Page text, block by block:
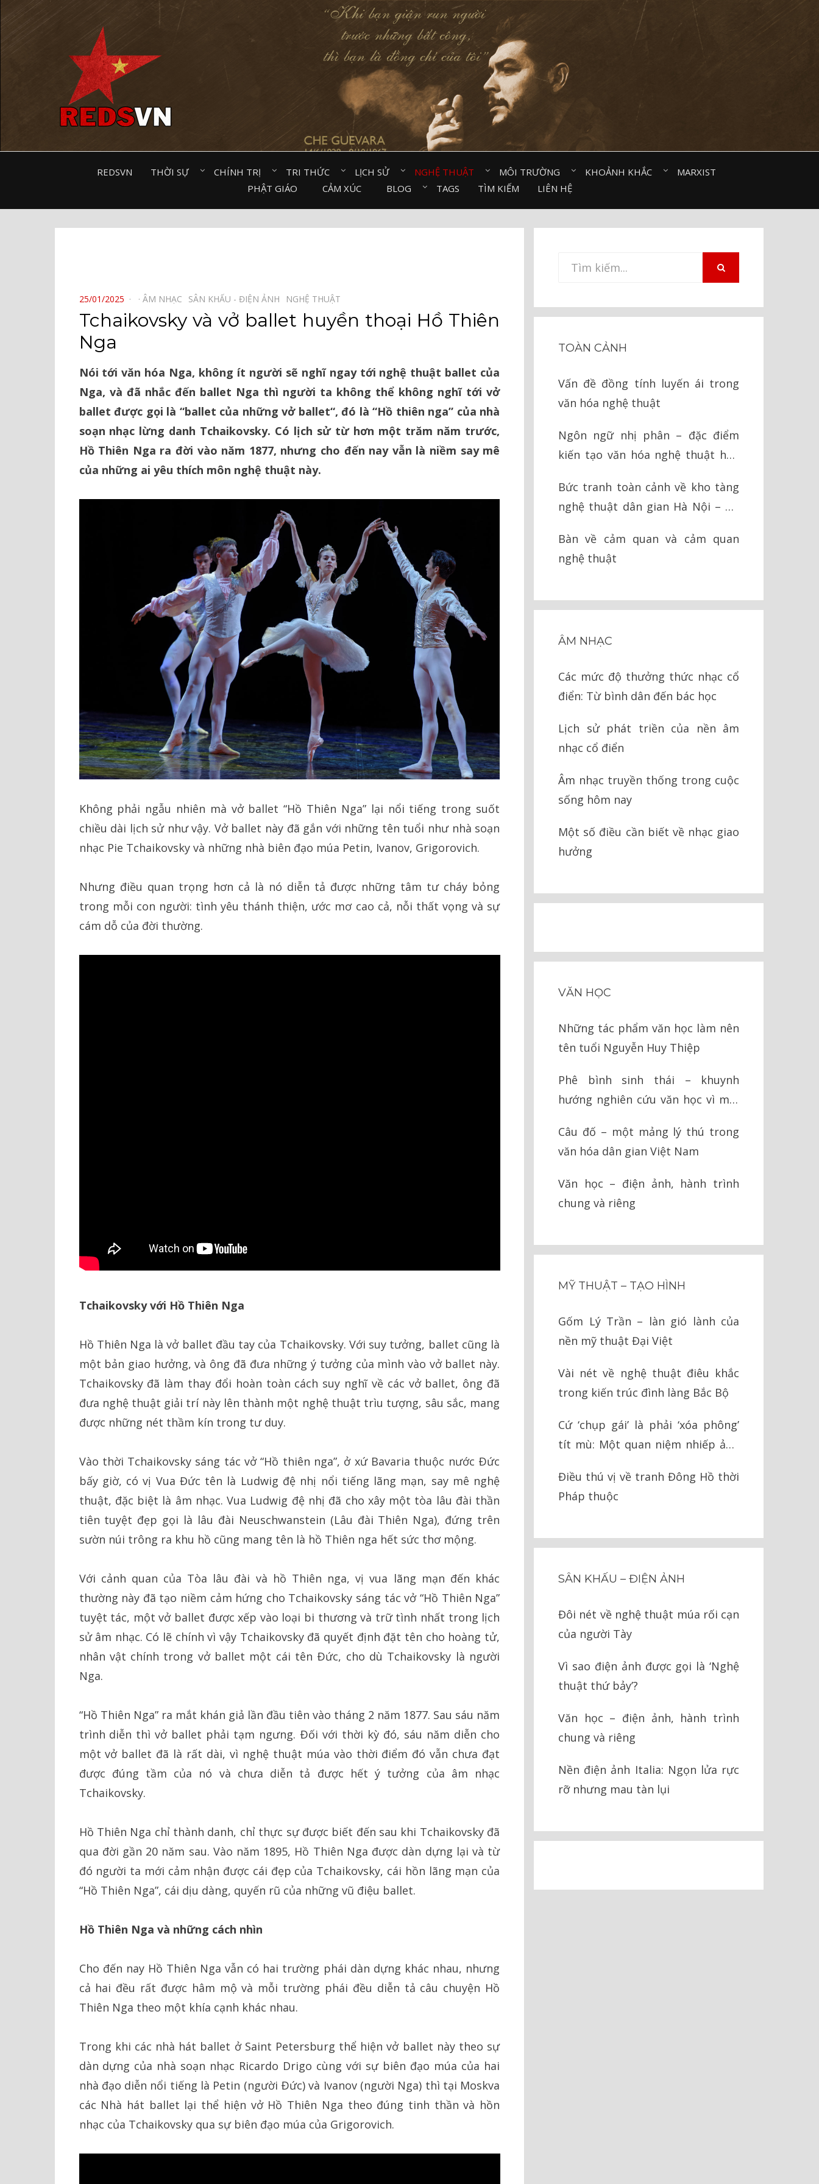
REDSVN THỜI SỰ⠀ CHÍNH TRỊ⠀ TRI THỨC⠀ LỊCH SỬ⠀ NGHỆ THUẬT⠀ MÔI TRƯỜNG⠀ KHOẢNH KHẮC⠀
MARXIST⠀
PHẬT GIÁO⠀
CẢM XÚC⠀ BLOG⠀ TAGS TÌM KIẾM LIÊN HỆ
POSTED
ON
25/01/2025 ÂM NHẠC⠀ SÂN KHẤU - ĐIỆN ẢNH⠀ NGHỆ THUẬT⠀
Tchaikovsky và vở ballet huyền thoại Hồ Thiên
Nga
Nói tới văn hóa Nga, không ít người sẽ nghĩ ngay tới nghệ thuật ballet của
Nga, và đã nhắc đến ballet Nga thì người ta không thể không nghĩ tới vở
ballet được gọi là “ballet của những vở ballet“, đó là “Hồ thiên nga” của nhà
soạn nhạc lừng danh Tchaikovsky. Có lịch sử từ hơn một trăm năm trước,
Hồ Thiên Nga ra đời vào năm 1877, nhưng cho đến nay vẫn là niềm say mê
của những ai yêu thích môn nghệ thuật này.
Không phải ngẫu nhiên mà vở ballet “Hồ Thiên Nga” lại nổi tiếng trong suốt
chiều dài lịch sử như vậy. Vở ballet này đã gắn với những tên tuổi như nhà soạn
nhạc Pie Tchaikovsky và những nhà biên đạo múa Petin, Ivanov, Grigorovich.
Nhưng điều quan trọng hơn cả là nó diễn tả được những tâm tư cháy bỏng
trong mỗi con người: tình yêu thánh thiện, ước mơ cao cả, nỗi thất vọng và sự
cám dỗ của đời thường.
Tchaikovsky với Hồ Thiên Nga
Hồ Thiên Nga là vở ballet đầu tay của Tchaikovsky. Với suy tưởng, ballet cũng là
một bản giao hưởng, và ông đã đưa những ý tưởng của mình vào vở ballet này.
Tchaikovsky đã làm thay đổi hoàn toàn cách suy nghĩ về các vở ballet, ông đã
đưa nghệ thuật giải trí này lên thành một nghệ thuật trìu tượng, sâu sắc, mang
được những nét thầm kín trong tư duy.
Vào thời Tchaikovsky sáng tác vở “Hồ thiên nga”, ở xứ Bavaria thuộc nước Ðức
bấy giờ, có vị Vua Đức tên là Ludwig đệ nhị nổi tiếng lãng mạn, say mê nghệ
thuật, đặc biệt là âm nhạc. Vua Ludwig đệ nhị đã cho xây một tòa lâu đài thần
tiên tuyệt đẹp gọi là lâu đài Neuschwanstein (Lâu đài Thiên Nga), đứng trên
sườn núi trông ra khu hồ cũng mang tên là hồ Thiên nga hết sức thơ mộng.
Với cảnh quan của Tòa lâu đài và hồ Thiên nga, vị vua lãng mạn đến khác
thường này đã tạo niềm cảm hứng cho Tchaikovsky sáng tác vở “Hồ Thiên Nga”
tuyệt tác, một vở ballet được xếp vào loại bi thương và trữ tình nhất trong lịch
sử âm nhạc. Có lẽ chính vì vậy Tchaikovsky đã quyết định đặt tên cho hoàng tử,
nhân vật chính trong vở ballet một cái tên Ðức, cho dù Tchaikovsky là người
Nga.
“Hồ Thiên Nga” ra mắt khán giả lần đầu tiên vào tháng 2 năm 1877. Sau sáu năm
trình diễn thì vở ballet phải tạm ngưng. Ðối với thời kỳ đó, sáu năm diễn cho
một vở ballet đã là rất dài, vì nghệ thuật múa vào thời điểm đó vẫn chưa đạt
được đúng tầm của nó và chưa diễn tả được hết ý tưởng của âm nhạc
Tchaikovsky.
Hồ Thiên Nga chỉ thành danh, chỉ thực sự được biết đến sau khi Tchaikovsky đã
qua đời gần 20 năm sau. Vào năm 1895, Hồ Thiên Nga được dàn dựng lại và từ
đó người ta mới cảm nhận được cái đẹp của Tchaikovsky, cái hồn lãng mạn của
“Hồ Thiên Nga”, cái dịu dàng, quyến rũ của những vũ điệu ballet.
Hồ Thiên Nga và những cách nhìn
Cho đến nay Hồ Thiên Nga vẫn có hai trường phái dàn dựng khác nhau, nhưng
cả hai đều rất được hâm mộ và mỗi trường phái đều diễn tả câu chuyện Hồ
Thiên Nga theo một khía cạnh khác nhau.
Trong khi các nhà hát ballet ở Saint Petersburg thể hiện vở ballet này theo sự
dàn dựng của nhà soạn nhạc Ricardo Drigo cùng với sự biên đạo múa của hai
nhà đạo diễn nổi tiếng là Petin (người Ðức) và Ivanov (người Nga) thì tại Moskva
các Nhà hát ballet lại thể hiện vở Hồ Thiên Nga theo đúng tinh thần và hồn
nhạc của Tchaikovsky qua sự biên đạo múa của Grigorovich.
Tìm
TOÀN CẢNH
Vấn đề đồng tính luyến ái trong
văn hóa nghệ thuật
Ngôn ngữ nhị phân – đặc điểm
kiến tạo văn hóa nghệ thuật hậu
Bức tranh toàn cảnh về kho tàng
nghệ thuật dân gian Hà Nội – Hà
Bàn về cảm quan và cảm quan
nghệ thuật
ÂM NHẠC
Các mức độ thưởng thức nhạc cổ
điển: Từ bình dân đến bác học
Lịch sử phát triền của nền âm
nhạc cổ điển
Âm nhạc truyền thống trong cuộc
sống hôm nay
Một số điều cần biết về nhạc giao
hưởng
VĂN HỌC
Những tác phẩm văn học làm nên
tên tuổi Nguyễn Huy Thiệp
Phê bình sinh thái – khuynh
hướng nghiên cứu văn học vì môi
Câu đố – một mảng lý thú trong
văn hóa dân gian Việt Nam
Văn học – điện ảnh, hành trình
chung và riêng
MỸ THUẬT – TẠO HÌNH
Gốm Lý Trần – làn gió lành của
nền mỹ thuật Đại Việt
Vài nét về nghệ thuật điêu khắc
trong kiến trúc đình làng Bắc Bộ
Cứ ‘chụp gái’ là phải ‘xóa phông’
tít mù: Một quan niệm nhiếp ảnh
Điều thú vị về tranh Đông Hồ thời
Pháp thuộc
SÂN KHẤU – ĐIỆN ẢNH
Đôi nét về nghệ thuật múa rối cạn
của người Tày
Vì sao điện ảnh được gọi là ‘Nghệ
thuật thứ bảy’?
Văn học – điện ảnh, hành trình
chung và riêng
Nền điện ảnh Italia: Ngọn lửa rực
rỡ nhưng mau tàn lụi